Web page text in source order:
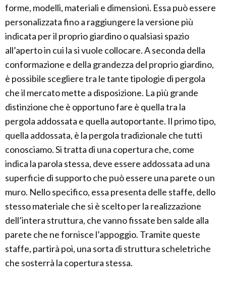
forme, modelli, materiali e dimensioni. Essa può essere
personalizzata fino a raggiungere la versione più
indicata per il proprio giardino o qualsiasi spazio
all’aperto in cui la si vuole collocare. A seconda della
conformazione e della grandezza del proprio giardino,
è possibile scegliere tra le tante tipologie di pergola
che il mercato mette a disposizione. La più grande
distinzione che è opportuno fare è quella tra la
pergola addossata e quella autoportante. Il primo tipo,
quella addossata, è la pergola tradizionale che tutti
conosciamo. Si tratta di una copertura che, come
indica la parola stessa, deve essere addossata ad una
superficie di supporto che può essere una parete o un
muro. Nello specifico, essa presenta delle staffe, dello
stesso materiale che si è scelto per la realizzazione
dell’intera struttura, che vanno fissate ben salde alla
parete che ne fornisce l’appoggio. Tramite queste
staffe, partirà poi, una sorta di struttura scheletriche
che sosterrà la copertura stessa.